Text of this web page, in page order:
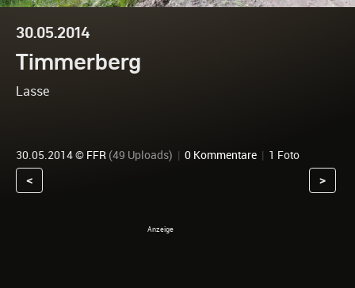
30.05.2014
Timmerberg
Lasse
30.05.2014 © FFR (49 Uploads) | 0 Kommentare | 1 Foto
< >